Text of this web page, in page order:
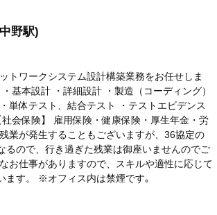
野駅)
トワークシステム設計構築業務をお任せしま
基本設計 ・詳細設計 ・製造（コーディング）
単体テスト、結合テスト ・テストエビデンス
会保険】 雇用保険・健康保険・厚生年金・労
業が発生することもございますが、36協定の
るので、行き過ぎた残業は御座いませんのでご
お仕事がありますので、スキルや適性に応じて
ます。 ※オフィス内は禁煙です｡